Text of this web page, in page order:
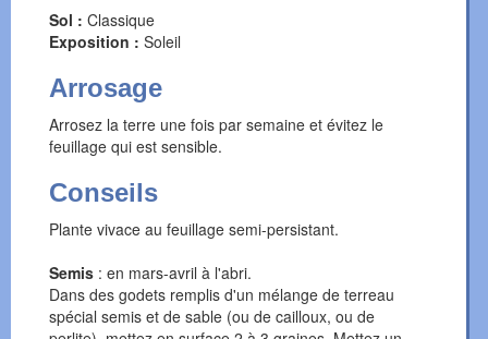
Sol : Classique
Exposition : Soleil
Arrosage
Arrosez la terre une fois par semaine et évitez le
feuillage qui est sensible.
Conseils
Plante vivace au feuillage semi-persistant.
Semis : en mars-avril à l'abri.
Dans des godets remplis d'un mélange de terreau
spécial semis et de sable (ou de cailloux, ou de